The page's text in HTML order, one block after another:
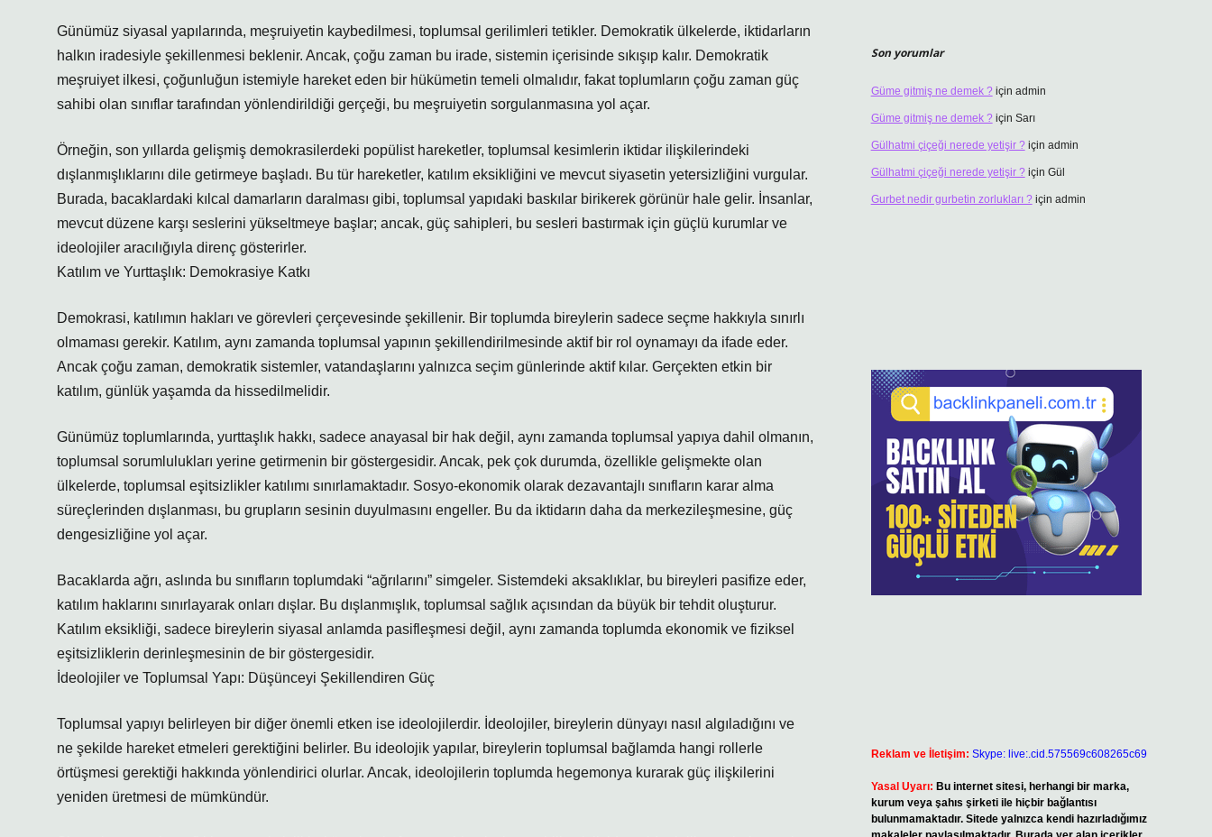
Günümüz siyasal yapılarında, meşruiyetin kaybedilmesi, toplumsal gerilimleri tetikler. Demokratik ülkelerde, iktidarların
halkın iradesiyle şekillenmesi beklenir. Ancak, çoğu zaman bu irade, sistemin içerisinde sıkışıp kalır. Demokratik
meşruiyet ilkesi, çoğunluğun istemiyle hareket eden bir hükümetin temeli olmalıdır, fakat toplumların çoğu zaman güç
sahibi olan sınıflar tarafından yönlendirildiği gerçeği, bu meşruiyetin sorgulanmasına yol açar.
Örneğin, son yıllarda gelişmiş demokrasilerdeki popülist hareketler, toplumsal kesimlerin iktidar ilişkilerindeki
dışlanmışlıklarını dile getirmeye başladı. Bu tür hareketler, katılım eksikliğini ve mevcut siyasetin yetersizliğini vurgular.
Burada, bacaklardaki kılcal damarların daralması gibi, toplumsal yapıdaki baskılar birikerek görünür hale gelir. İnsanlar,
mevcut düzene karşı seslerini yükseltmeye başlar; ancak, güç sahipleri, bu sesleri bastırmak için güçlü kurumlar ve
ideolojiler aracılığıyla direnç gösterirler.
Katılım ve Yurttaşlık: Demokrasiye Katkı
Demokrasi, katılımın hakları ve görevleri çerçevesinde şekillenir. Bir toplumda bireylerin sadece seçme hakkıyla sınırlı
olmaması gerekir. Katılım, aynı zamanda toplumsal yapının şekillendirilmesinde aktif bir rol oynamayı da ifade eder.
Ancak çoğu zaman, demokratik sistemler, vatandaşlarını yalnızca seçim günlerinde aktif kılar. Gerçekten etkin bir
katılım, günlük yaşamda da hissedilmelidir.
Günümüz toplumlarında, yurttaşlık hakkı, sadece anayasal bir hak değil, aynı zamanda toplumsal yapıya dahil olmanın,
toplumsal sorumlulukları yerine getirmenin bir göstergesidir. Ancak, pek çok durumda, özellikle gelişmekte olan
ülkelerde, toplumsal eşitsizlikler katılımı sınırlamaktadır. Sosyo-ekonomik olarak dezavantajlı sınıfların karar alma
süreçlerinden dışlanması, bu grupların sesinin duyulmasını engeller. Bu da iktidarın daha da merkezileşmesine, güç
dengesizliğine yol açar.
Bacaklarda ağrı, aslında bu sınıfların toplumdaki “ağrılarını” simgeler. Sistemdeki aksaklıklar, bu bireyleri pasifize eder,
katılım haklarını sınırlayarak onları dışlar. Bu dışlanmışlık, toplumsal sağlık açısından da büyük bir tehdit oluşturur.
Katılım eksikliği, sadece bireylerin siyasal anlamda pasifleşmesi değil, aynı zamanda toplumda ekonomik ve fiziksel
eşitsizliklerin derinleşmesinin de bir göstergesidir.
İdeolojiler ve Toplumsal Yapı: Düşünceyi Şekillendiren Güç
Toplumsal yapıyı belirleyen bir diğer önemli etken ise ideolojilerdir. İdeolojiler, bireylerin dünyayı nasıl algıladığını ve
ne şekilde hareket etmeleri gerektiğini belirler. Bu ideolojik yapılar, bireylerin toplumsal bağlamda hangi rollerle
örtüşmesi gerektiği hakkında yönlendirici olurlar. Ancak, ideolojilerin toplumda hegemonya kurarak güç ilişkilerini
yeniden üretmesi de mümkündür.
Son yorumlar
Güme gitmiş ne demek ?için admin
Güme gitmiş ne demek ?için Sarı
Gülhatmi çiçeği nerede yetişir ?için admin
Gülhatmi çiçeği nerede yetişir ?için Gül
Gurbet nedir gurbetin zorlukları ?için admin
Reklam ve İletişim: Skype: live:.cid.575569c608265c69
Yasal Uyarı: Bu internet sitesi, herhangi bir marka,
kurum veya şahıs şirketi ile hiçbir bağlantısı
bulunmamaktadır. Sitede yalnızca kendi hazırladığımız